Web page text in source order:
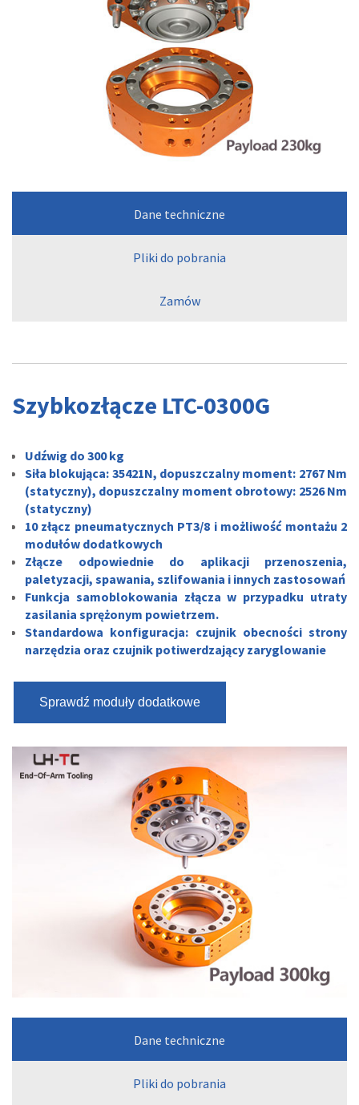
Dane techniczne
Pliki do pobrania
Zamów
Szybkozłącze LTC-0300G
Udźwig do 300 kg
Siła blokująca: 35421N, dopuszczalny moment: 2767 Nm
(statyczny), dopuszczalny moment obrotowy: 2526 Nm
(statyczny)
10 złącz pneumatycznych PT3/8 i możliwość montażu 2
modułów dodatkowych
Złącze odpowiednie do aplikacji przenoszenia,
paletyzacji, spawania, szlifowania i innych zastosowań
Funkcja samoblokowania złącza w przypadku utraty
zasilania sprężonym powietrzem.
Standardowa konfiguracja: czujnik obecności strony
narzędzia oraz czujnik potiwerdzający zaryglowanie
Sprawdź moduły dodatkowe
Dane techniczne
Pliki do pobrania